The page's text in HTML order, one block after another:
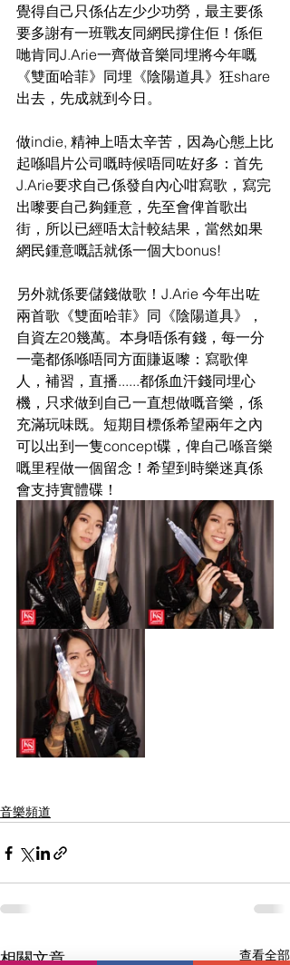
覺得自己只係佔左少少功勞，最主要係
要多謝有一班戰友同網民撐住佢！係佢
哋肯同J.Arie一齊做音樂同埋將今年嘅
《雙面哈菲》同埋《陰陽道具》狂share
出去，先成就到今日。
做indie, 精神上唔太辛苦，因為心態上比
起喺唱片公司嘅時候唔同咗好多：首先
J.Arie要求自己係發自內心咁寫歌，寫完
出嚟要自己夠鍾意，先至會俾首歌出
街，所以已經唔太計較結果，當然如果
網民鍾意嘅話就係一個大bonus!
另外就係要儲錢做歌！J.Arie 今年出咗
兩首歌《雙面哈菲》同《陰陽道具》，
自資左20幾萬。本身唔係有錢，每一分
一毫都係喺唔同方面賺返嚟：寫歌俾
人，補習，直播......都係血汗錢同埋心
機，只求做到自己一直想做嘅音樂，係
充滿玩味既。短期目標係希望兩年之內
可以出到一隻concept碟，俾自己喺音樂
嘅里程做一個留念！希望到時樂迷真係
會支持實體碟！
音樂頻道
相關文章 查看全部